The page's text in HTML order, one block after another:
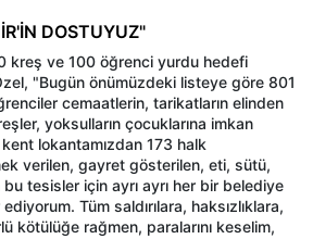
DOSTUYUZ"
kreş ve 100 öğrenci yurdu hedefi
"Bugün önümüzdeki listeye göre 801
cemaatlerin, tarikatların elinden
yoksulların çocuklarına imkan
lokantamızdan 173 halk
verilen, gayret gösterilen, eti, sütü,
bu tesisler için ayrı ayrı her bir belediye
Tüm saldırılara, haksızlıklara,
kötülüğe rağmen, paralarını keselim,